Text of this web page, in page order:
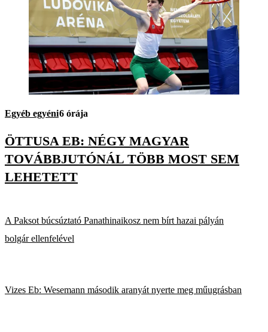
Egyéb egyéni6 órája
ÖTTUSA EB: NÉGY MAGYAR
TOVÁBBJUTÓNÁL TÖBB MOST SEM
LEHETETT
A Paksot búcsúztató Panathinaikosz nem bírt hazai pályán
bolgár ellenfelével
Vizes Eb: Wesemann második aranyát nyerte meg műugrásban